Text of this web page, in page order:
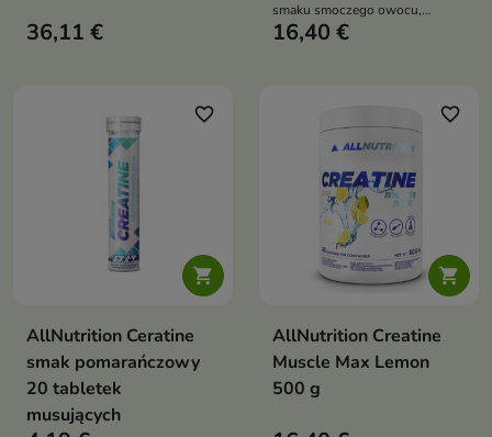
36,11 €
smaku smoczego owocu,
zawierający monohydrat
16,40 €

favorite_border
AllNutrition Ceratine
smak pomarańczowy
20 tabletek
musujących

favorite_border
AllNutrition Creatine
Muscle Max Lemon
500 g